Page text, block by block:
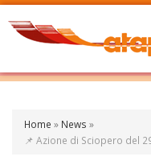
Home » News »
📌 Azione di Sciopero del